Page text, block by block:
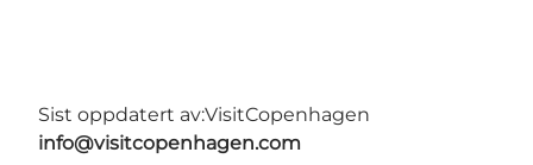
Sist oppdatert av:VisitCopenhagen
info@visitcopenhagen.com